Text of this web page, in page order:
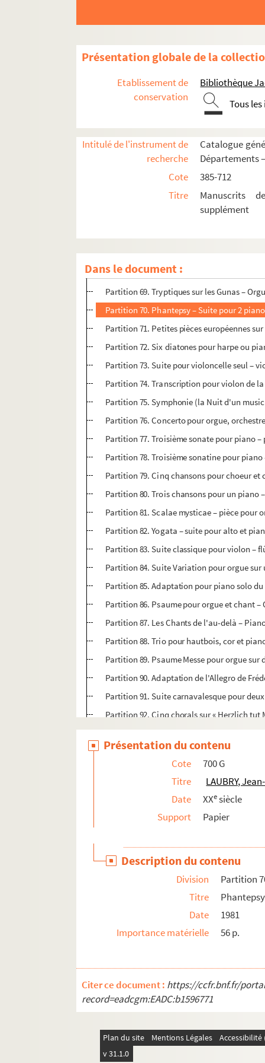
Présentation globale de la
Etablissement de
conservation
Bibliothèque
Tous
Intitulé de l'instrument de
recherche
Catalogue
Départements
Cote
385-712
Titre
Manuscrits
supplément
Dans le document :
Partition 56. Petite suite évangélique -
Partition 58. Deuxième nocturne – piano
Partition 59. Chorégraphie liturgique –
Partition 60. Six petites banalités – Orgue
Partition 61. Suite classique – Orgue
Partition 62. Fête religieuse à Vézelay :
Partition 63. Sonate en duo – Violon et
Partition 64. Deuxième sonate pour piano
Partition 65. Trois mélodies intimistes -
Partition 66. Suite classique pour guitare
Partition 67. Suite classique pour guitare,
Partition 68. Petite musique de jour -
Partition 69. Tryptiques sur les Gunas –
Partition 70. Phantepsy – Suite pour 2
Partition 71. Petites pièces européennes
Partition 72. Six diatones pour harpe ou
Partition 73. Suite pour violoncelle seul –
Partition 74. Transcription pour violon de
Partition 75. Symphonie (la Nuit d'un
Partition 76. Concerto pour orgue,
Partition 77. Troisième sonate pour piano –
Partition 78. Troisième sonatine pour
Partition 79. Cinq chansons pour choeur et
Partition 80. Trois chansons pour un piano
Partition 81. Scalae mysticae – pièce pour
Partition 82. Yogata – suite pour alto et
Partition 83. Suite classique pour violon –
Partition 84. Suite Variation pour orgue sur
Partition 85. Adaptation pour piano solo
Partition 86. Psaume pour orgue et chant –
Partition 87. Les Chants de l'au-delà –
Partition 88. Trio pour hautbois, cor et
Partition 89. Psaume Messe pour orgue sur
Partition 90. Adaptation de l'Allegro de
Partition 91. Suite carnavalesque pour
Partition 92. Cinq chorals sur « Herzlich tut
Partition 93. Sonatine pour hautbois et
Partition 94. Suite pour deux guitares – 2
Partition 95. Troisième nocturne – Piano
Partition 96. Suite pour alto et guitare –
Partition 97. Ave Maria et prières en
Partition 98. Opérette « Au chat en broche
Partition 100. Messe pour choeur et orgue –
Partition 101. Obsession – Etude pour piano
Partition 102. Adaptation pour piano et
Partition 103. Quatrième sonate pour
Partition 104. Le Beau Nero de Ravenne
Partition 106. Quatrième sonatine pour
Partition 107. Mini symphonie pour orgue –
Partition 108. Suite pour trio – piano,
Partition 109. Adaptation pour piano et
Partition 110. Sextor pour clarinettes – 6
Présentation du contenu
Cote
700 G
Titre
LAUBRY,
Date
XXesiècle
Support
Papier
Description du contenu
Division
Partition
Titre
Date
1981
Importance matérielle
56 p.
Citer ce document : https://ccfr.bnf.fr/
record=eadcgm:EADC:b1596771
Plan du site Mentions Légales
v 31.1.0